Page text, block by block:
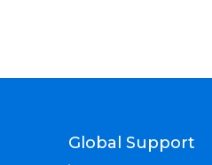
Global Support